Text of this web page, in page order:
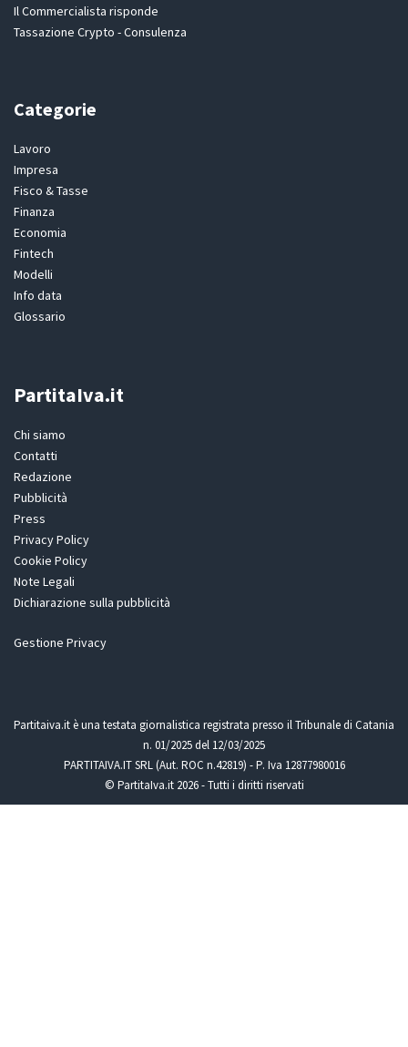
Il Commercialista risponde
Tassazione Crypto - Consulenza
Categorie
Lavoro
Impresa
Fisco & Tasse
Finanza
Economia
Fintech
Modelli
Info data
Glossario
PartitaIva.it
Chi siamo
Contatti
Redazione
Pubblicità
Press
Privacy Policy
Cookie Policy
Note Legali
Dichiarazione sulla pubblicità
Gestione Privacy
Partitaiva.it è una testata giornalistica registrata presso il Tribunale di Catania
n. 01/2025 del 12/03/2025
PARTITAIVA.IT SRL (Aut. ROC n.42819) - P. Iva 12877980016
© PartitaIva.it 2026 - Tutti i diritti riservati